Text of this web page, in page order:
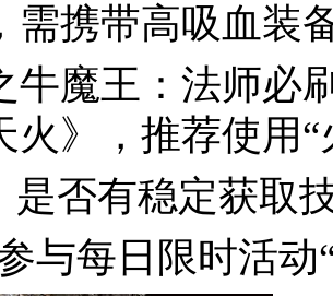
需携带高吸血装
牛魔王：法师必
火》，推荐使用
是否有稳定获取
与每日限时活动